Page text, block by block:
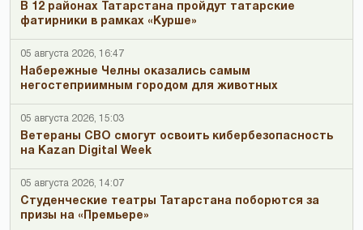
В 12 районах Татарстана пройдут татарские
фатирники в рамках «Курше»
05 августа 2026, 16:47
Набережные Челны оказались самым
негостеприимным городом для животных
05 августа 2026, 15:03
Ветераны СВО смогут освоить кибербезопасность
на Kazan Digital Week
05 августа 2026, 14:07
Студенческие театры Татарстана поборются за
призы на «Премьере»